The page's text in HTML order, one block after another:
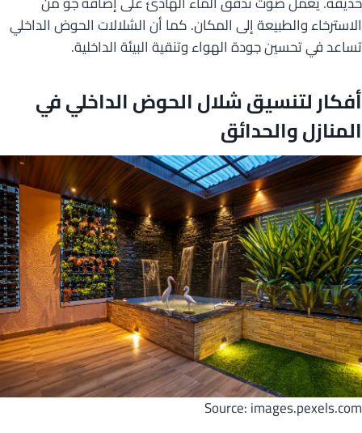
الاسترخاء والطبيعة إلى المكان. كما أن الشلالات الحوض الداخلي
تساعد في تحسين جودة الهواء وتنقية البيئة الداخلية.
أفكار لتنسيق شلال الحوض الداخلي في
المنازل والحدائق
Source: images.pexels.com